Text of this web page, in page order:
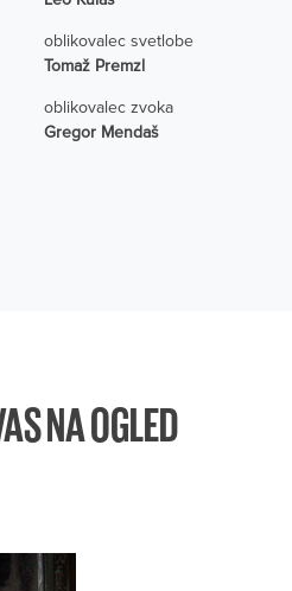
oblikovalec svetlobe
Tomaž Premzl
oblikovalec zvoka
Gregor Mendaš
NA OGLED